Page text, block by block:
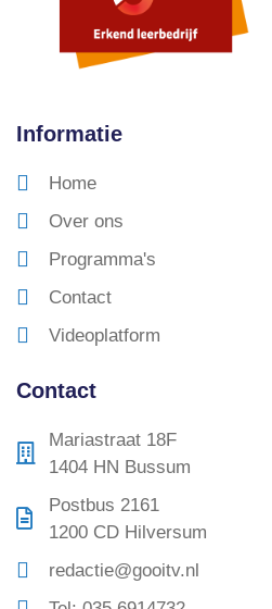
Informatie
Home
Over ons
Programma's
Contact
Videoplatform
Contact
Mariastraat 18F
1404 HN Bussum
Postbus 2161
1200 CD Hilversum
redactie@gooitv.nl